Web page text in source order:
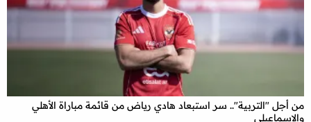
من أجل "التربية".. سر استبعاد هادي رياض من قائمة مباراة الأهلي
والإسماعيلي